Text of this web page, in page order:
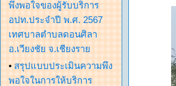
พึงพอใจของผู้รับบริการ
อปท.ประจำปี พ.ศ. 2567
เทศบาลตำบลดอนศิลา
อ.เวียงชัย จ.เชียงราย
• สรุปแบบประเมินความพึง
พอใจในการให้บริการ